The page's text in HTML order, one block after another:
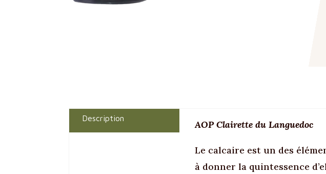
Description
AOP Clairette du Languedoc
Le calcaire est un des
à donner la quintessence